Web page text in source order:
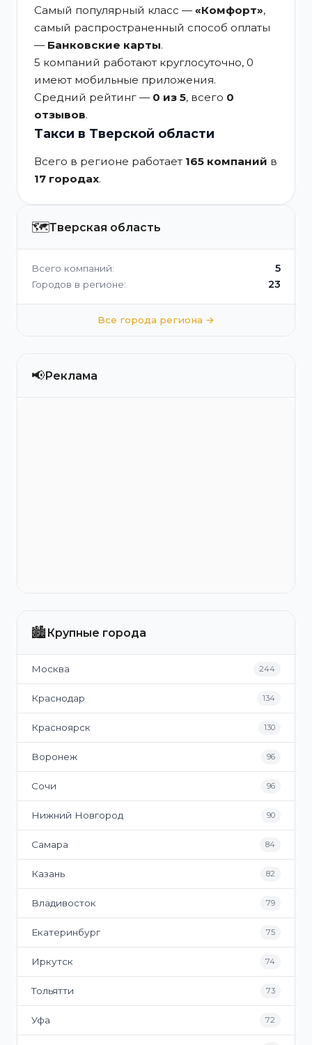
Самый популярный класс —«Комфорт»,
самый распространенный способ оплаты
— Банковские карты.
5 компаний работают круглосуточно, 0
имеют мобильные приложения.
Средний рейтинг — 0 из 5, всего 0
отзывов.
Такси в Тверской области
Всего в регионе работает 165 компаний в
17 городах.
🗺️Тверская область
Всего компаний: 5
Городов в регионе: 23
Все города региона →
📢Реклама
🏙️Крупные города
Москва 244
Краснодар 134
Красноярск 130
Воронеж 96
Сочи 96
Нижний Новгород 90
Самара 84
Казань 82
Владивосток 79
Екатеринбург 75
Иркутск 74
Тольятти 73
Уфа 72